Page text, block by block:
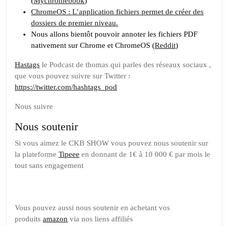
ChromeOS : L’application fichiers permet de créer des
dossiers de premier niveau.
Nous allons bientôt pouvoir annoter les fichiers PDF
nativement sur Chrome et ChromeOS (Reddit)
Hastags le Podcast de thomas qui parles des réseaux sociaux ,
que vous pouvez suivre sur Twitter :
https://twitter.com/hashtags_pod
Nous suivre
Nous soutenir
Si vous aimez le CKB SHOW vous pouvez nous soutenir sur
la plateforme Tipeee en donnant de 1€ à 10 000 € par mois le
tout sans engagement
Vous pouvez aussi nous soutenir en achetant vos
produits amazon via nos liens affiliés